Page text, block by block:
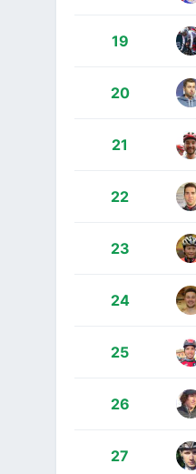
19
20
21
22
23
24
25
26
27